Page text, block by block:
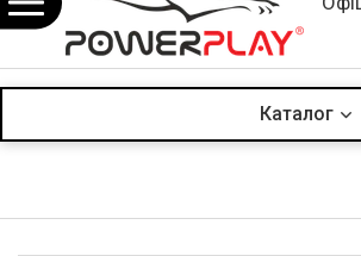
Каталог